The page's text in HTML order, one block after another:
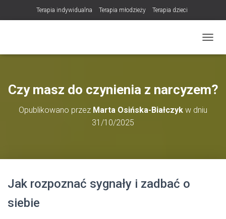
Terapia indywidualna Terapia młodzieży Terapia dzieci
NOWOŚĆ! Trening Komunikacji dla Par
LET Me Go! – Ekspresowa Terapia Lęku (IET) Cart
Czy masz do czynienia z narcyzem?
Opublikowano przez Marta Osińska-Białczyk w dniu
31/10/2025
Jak rozpoznać sygnały i zadbać o
siebie